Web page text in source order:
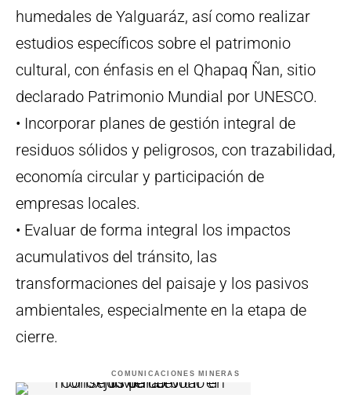
humedales de Yalguaráz, así como realizar
estudios específicos sobre el patrimonio
cultural, con énfasis en el Qhapaq Ñan, sitio
declarado Patrimonio Mundial por UNESCO.
• Incorporar planes de gestión integral de
residuos sólidos y peligrosos, con trazabilidad,
economía circular y participación de
empresas locales.
• Evaluar de forma integral los impactos
acumulativos del tránsito, las
transformaciones del paisaje y los pasivos
ambientales, especialmente en la etapa de
cierre.
COMUNICACIONES MINERAS